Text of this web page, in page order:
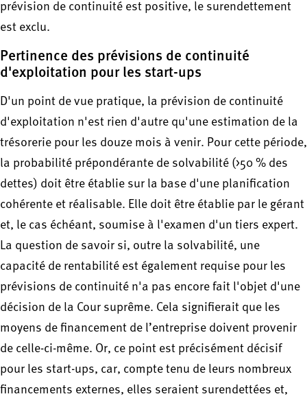
prévision de continuité est positive, le surendettement
est exclu.
Pertinence des prévisions de continuité
d'exploitation pour les start-ups
D'un point de vue pratique, la prévision de continuité
d'exploitation n'est rien d'autre qu'une estimation de la
trésorerie pour les douze mois à venir. Pour cette période,
la probabilité prépondérante de solvabilité (>50 % des
dettes) doit être établie sur la base d'une planification
cohérente et réalisable. Elle doit être établie par le gérant
et, le cas échéant, soumise à l'examen d'un tiers expert.
La question de savoir si, outre la solvabilité, une
capacité de rentabilité est également requise pour les
prévisions de continuité n'a pas encore fait l'objet d'une
décision de la Cour suprême. Cela signifierait que les
moyens de financement de l’entreprise doivent provenir
de celle-ci-même. Or, ce point est précisément décisif
pour les start-ups, car, compte tenu de leurs nombreux
financements externes, elles seraient surendettées et,